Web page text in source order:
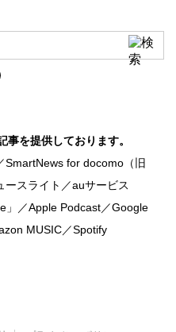
を提供しております。
SmartNews for docomo（旧
ースライト／auサービス
」／Apple Podcast／Google
MUSIC／Spotify